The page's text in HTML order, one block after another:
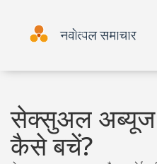
सेक्सुअल अब्यूज
कैसे बचें?